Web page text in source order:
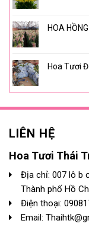
HOA
Hoa Tươi
LIÊN HỆ
Hoa Tươi Thái
Địa chỉ: 007 lô b
Thành phố Hồ
Điện thoại:
Email: